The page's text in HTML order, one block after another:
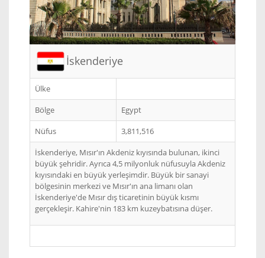
İskenderiye
Ülke
Bölge
Egypt
Nüfus
3,811,516
İskenderiye, Mısır'ın Akdeniz kıyısında bulunan, ikinci
büyük şehridir. Ayrıca 4,5 milyonluk nüfusuyla Akdeniz
kıyısındaki en büyük yerleşimdir. Büyük bir sanayi
bölgesinin merkezi ve Mısır'ın ana limanı olan
İskenderiye'de Mısır dış ticaretinin büyük kısmı
gerçekleşir. Kahire'nin 183 km kuzeybatısına düşer.